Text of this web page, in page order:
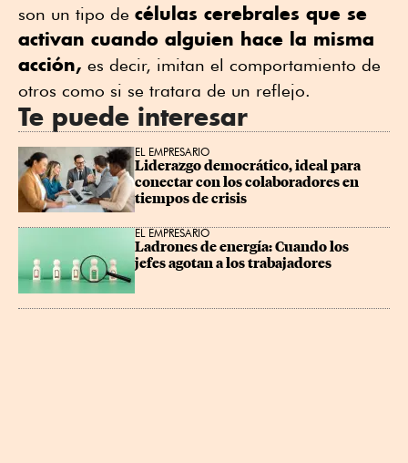
son un tipo de células cerebrales que se
activan cuando alguien hace la misma
acción, es decir, imitan el comportamiento de
otros como si se tratara de un reflejo.
Te puede interesar
EL EMPRESARIO
Liderazgo democrático, ideal para
conectar con los colaboradores en
tiempos de crisis
EL EMPRESARIO
Ladrones de energía: Cuando los
jefes agotan a los trabajadores